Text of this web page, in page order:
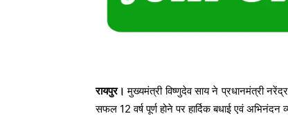
रायपुर। मुख्यमंत्री विष्णुदेव साय ने प्रधानमंत्री
सफल 12 वर्ष पूर्ण होने पर हार्दिक बधाई एवं अभिनंदन